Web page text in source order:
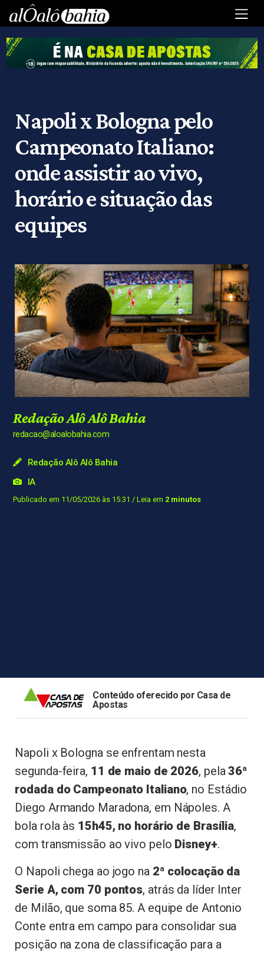
Napoli x Bologna pelo
Campeonato Italiano:
onde assistir ao vivo,
horário e situação das
equipes
Redação Alô Alô Bahia
redacao@aloalobahia.com
Redação Alô Alô Bahia
IA
Publicado em 11/05/2026 às 15:31 / Leia em 2 minutos
Conteúdo oferecido por Casa de
Apostas
Napoli x Bologna se enfrentam nesta
segunda-feira, 11 de maio de 2026, pela36ª
rodada do Campeonato Italiano, no Estádio
Diego Armando Maradona, em Nápoles. A
bola rola às 15h45, no horário de Brasília,
com transmissão ao vivo pelo Disney+.
O Napoli chega ao jogo na 2ª colocação da
Serie A, com 70 pontos, atrás da líder Inter
de Milão, que soma 85. A equipe de Antonio
Conte entra em campo para consolidar sua
posição na zona de classificação para a